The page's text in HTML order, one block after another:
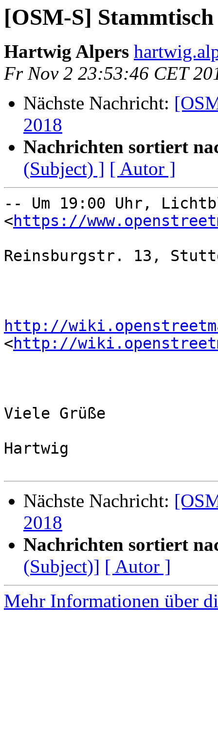
[OSM-S]
Hartwig Alpers
Fr Nov 2 23:53:46 CET
Nächste Nachricht:
2018
Nachrichten sortiert
(Subject) ] [ Autor ]
-- Um 19:00 Uhr,
<https://
Reinsburgstr. 13,
http://
<http://
Viele Grüße
Hartwig
Nächste Nachricht:
2018
Nachrichten sortiert
(Subject)] [ Autor ]
Mehr Informationen über